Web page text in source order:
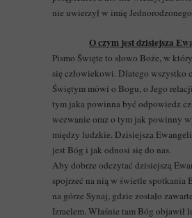
nie uwierzył w imię
O czym jest dzisiejsza
Pismo Święte to słowo Boże, w
się człowiekowi. Dlatego wszystko
Świętym mówi o Bogu, o Jego
tym jaka powinna być odpowiedz
wezwanie oraz o tym jak powinny
między ludzkie. Dzisiejsza
jest Bóg i jak odnosi się do nas.
Aby dobrze odczytać dzisiejszą
spojrzeć na nią w świetle spotkania
na górze Synaj, gdzie zostało
Izraelem. Właśnie tam Bóg objawił